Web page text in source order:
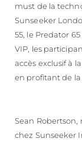
must de la
Sunseeker
55, le Predator
VIP, les
accès exclusif à
en
Sean
chez